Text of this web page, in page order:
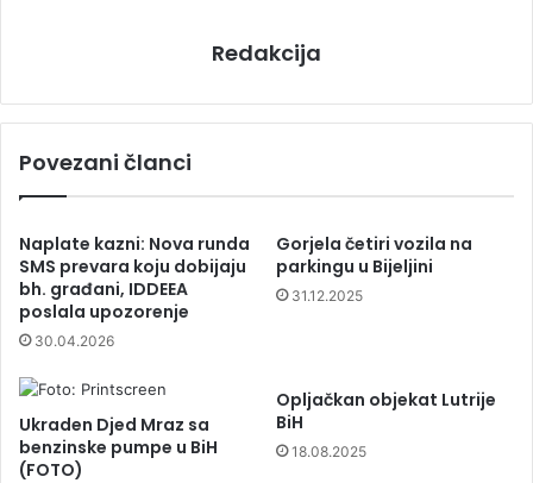
Redakcija
Povezani članci
Naplate kazni: Nova runda
SMS prevara koju dobijaju
bh. građani, IDDEEA
poslala upozorenje
30.04.2026
Gorjela četiri vozila na
parkingu u Bijeljini
31.12.2025
Ukraden Djed Mraz sa
benzinske pumpe u BiH
(FOTO)
Opljačkan objekat Lutrije
BiH
18.08.2025